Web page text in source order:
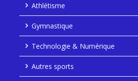
Athlétisme
Gymnastique
Technologie & Numérique
Autres sports